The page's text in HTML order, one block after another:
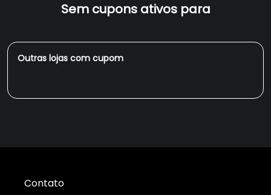
Sem cupons ativos para
Outras lojas com cupom
Contato